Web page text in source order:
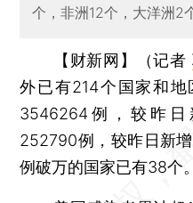
个，非洲12个，大洋洲2
【财新网】（记者
外已有214个国家和
3546264例，较昨
252790例，较昨日新
例破万的国家已有38个。